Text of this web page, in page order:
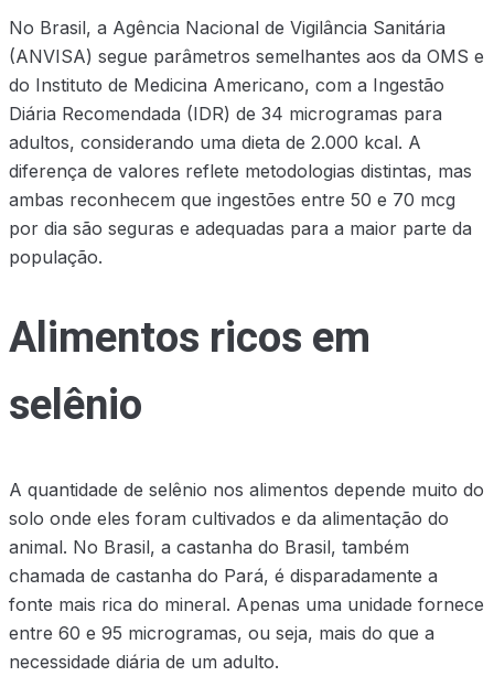
No Brasil, a Agência Nacional de Vigilância Sanitária
(ANVISA) segue parâmetros semelhantes aos da OMS e
do Instituto de Medicina Americano, com a Ingestão
Diária Recomendada (IDR) de 34 microgramas para
adultos, considerando uma dieta de 2.000 kcal. A
diferença de valores reflete metodologias distintas, mas
ambas reconhecem que ingestões entre 50 e 70 mcg
por dia são seguras e adequadas para a maior parte da
população.
Alimentos ricos em
selênio
A quantidade de selênio nos alimentos depende muito do
solo onde eles foram cultivados e da alimentação do
animal. No Brasil, a castanha do Brasil, também
chamada de castanha do Pará, é disparadamente a
fonte mais rica do mineral. Apenas uma unidade fornece
entre 60 e 95 microgramas, ou seja, mais do que a
necessidade diária de um adulto.